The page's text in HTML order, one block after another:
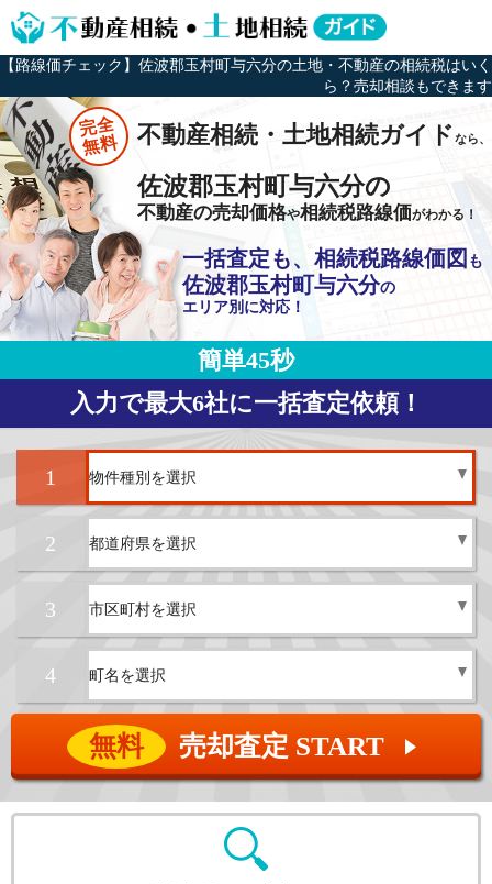
【路線価チェック】佐波郡玉村町与六分の土地・不動産の相続税はいく
ら？売却相談もできます
完全
無料 不動産相続・土地相続ガイドなら、
佐波郡玉村町与六分の
不動産の売却価格や相続税路線価がわかる！
一括査定も、相続税路線価図 も
佐波郡玉村町与六分の
エリア別に対応！
簡単45秒
入力で最大6社に一括査定依頼！
1
2
3
4
無料 売却査定 START ▲